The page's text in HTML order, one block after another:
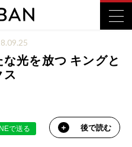
な光を放つ キングと
ス
で送る 後で読む